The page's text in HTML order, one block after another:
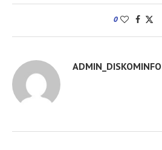
0
ADMIN_DISKOMINFO